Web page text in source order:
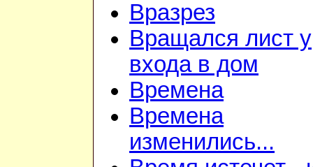
Вразрез
Вращался лист у
входа в дом
Времена
Времена
изменились...